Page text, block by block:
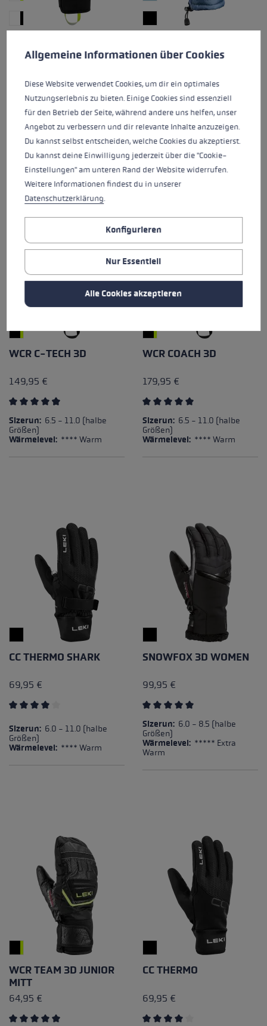
Durchschnittliche Bewertung von 5 von 5 Sternen
Sizerun:7.0 - 11.0 (halbe
Größen)
Wärmelevel:**** Warm
Durchschnittliche
Sizerun:
6.0 - 8.5 (halbe
Größen)
Wärmelevel:****** Extra
Warm +
WCR C-TECH 3D
149,95 €
Durchschnittliche Bewertung von 4.67 von 5 Sternen
Sizerun: 6.5 - 11.0 (halbe
Größen)
Wärmelevel: **** Warm
WCR COACH 3D
179,95 €
Durchschnittliche
Sizerun: 6.5 - 11.0 (halbe
Größen)
Wärmelevel: **** Warm
CC THERMO SHARK
69,95 €
Durchschnittliche Bewertung von 4 von 5 Sternen
Sizerun: 6.0 - 11.0 (halbe
Größen)
Wärmelevel: **** Warm
SNOWFOX 3D WOMEN
99,95 €
Durchschnittliche
Sizerun: 6.0 - 8.5 (halbe
Größen)
Wärmelevel: ***** Extra
Warm
WCR TEAM 3D JUNIOR
MITT
64,95 €
CC THERMO
69,95 €
Allgemeine Informationen über Cookies
Diese Website verwendet Cookies, um dir ein optimales
Nutzungserlebnis zu bieten. Einige Cookies sind essenziell
für den Betrieb der Seite, während andere uns helfen, unser
Angebot zu verbessern und dir relevante Inhalte anzuzeigen.
Du kannst selbst entscheiden, welche Cookies du akzeptierst.
Du kannst deine Einwilligung jederzeit über die "Cookie-
Einstellungen" am unteren Rand der Website widerrufen.
Weitere Informationen findest du in unserer
Datenschutzerklärung.
Konfigurieren
Nur Essentiell
Alle Cookies akzeptieren